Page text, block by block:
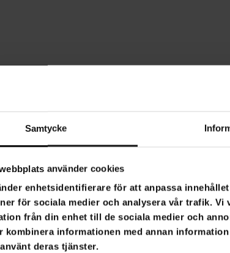
Samtycke
använder cookies
enhetsidentifierare för att anpassa
för sociala medier och analysera vår trafik.
från din enhet till de sociala medier och
kombinera informationen med annan
deras tjänster.